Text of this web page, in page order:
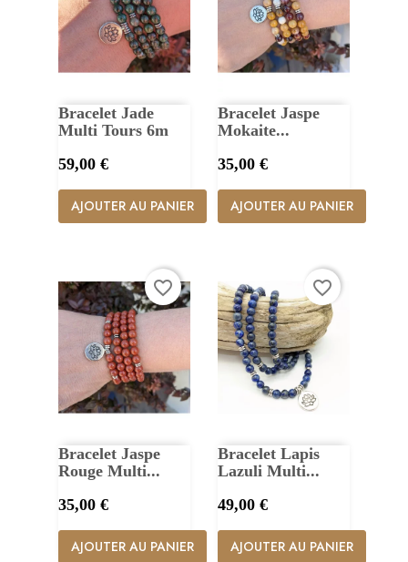
Bracelet Jade
Multi Tours 6m
Prix
59,00 €
AJOUTER AU PANIER
Bracelet Jaspe
Mokaite...
Prix
35,00 €
AJOUTER AU PANIER
Bracelet Jaspe
Rouge Multi...
Prix
35,00 €
AJOUTER AU PANIER
favorite_border
Bracelet Lapis
Lazuli Multi...
Prix
49,00 €
AJOUTER AU PANIER
favorite_border